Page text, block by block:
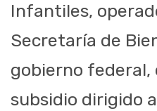
Infantiles,
Secretaría de
gobierno federal,
subsidio dirigido